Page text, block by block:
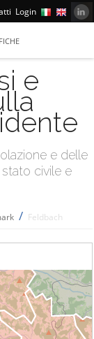
Login
e
e delle
civile e
/ Feldbach